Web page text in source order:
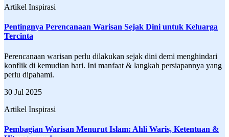
Artikel Inspirasi
Pentingnya Perencanaan Warisan Sejak Dini untuk Keluarga
Tercinta
Perencanaan warisan perlu dilakukan sejak dini demi menghindari
konflik di kemudian hari. Ini manfaat & langkah persiapannya yang
perlu dipahami.
30 Jul 2025
Artikel Inspirasi
Pembagian Warisan Menurut Islam: Ahli Waris, Ketentuan &